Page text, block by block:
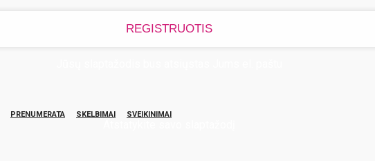
PRENUMERATA SKELBIMAI SVEIKINIMAI